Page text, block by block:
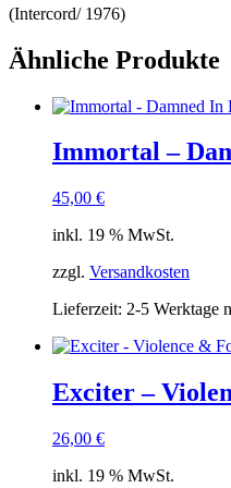
(Intercord/ 1976)
Ähnliche Produkte
Immortal –
45,00 €
inkl. 19 % MwSt.
zzgl. Versandkosten
Lieferzeit: 2-5 Werktage
Exciter –
26,00 €
inkl. 19 % MwSt.